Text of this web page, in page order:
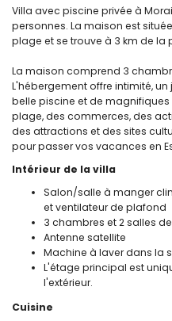
Villa avec piscine privée à
personnes. La maison est
plage et se trouve à 3 km de la
La maison comprend 3
L'hébergement offre intimité,
belle piscine et de magnifiques
plage, des commerces, des
des attractions et des sites
pour passer vos vacances en
Intérieur de la villa
Salon/salle à manger
et ventilateur de plafond
3 chambres et 2 salles
Antenne satellite
Machine à laver dans la
L'étage principal est
l'extérieur.
Cuisine